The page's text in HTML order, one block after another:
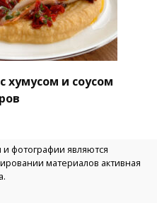
хумусом и соусом
фотографии являются
материалов активная